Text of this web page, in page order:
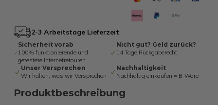
2-3 Arbeitstage Lieferzeit
Sicherheit vorab
100% funktionierende und
getestete Internetretouren
Nicht gut? Geld zurück?
14 Tage Rückgaberecht
Unser Versprechen
Wir halten, was wir Versprechen
Nachhaltigkeit
Nachhaltig einkaufen = B-Ware
Produktbeschreibung